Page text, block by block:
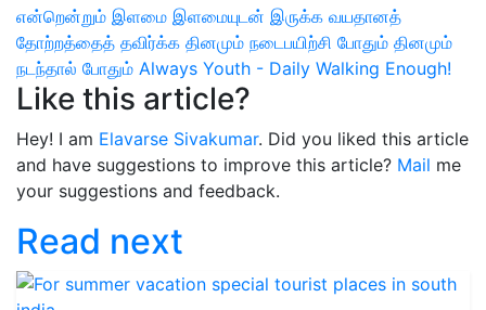
என்றென்றும் இளமை இளமையுடன் இருக்க வயதானத்
தோற்றத்தைத் தவிர்க்க தினமும் நடைபயிற்சி போதும் தினமும்
நடந்தால் போதும் Always Youth - Daily Walking Enough!
Like this article?
Hey! I am Elavarse Sivakumar. Did you liked this article
and have suggestions to improve this article? Mail me
your suggestions and feedback.
Read next